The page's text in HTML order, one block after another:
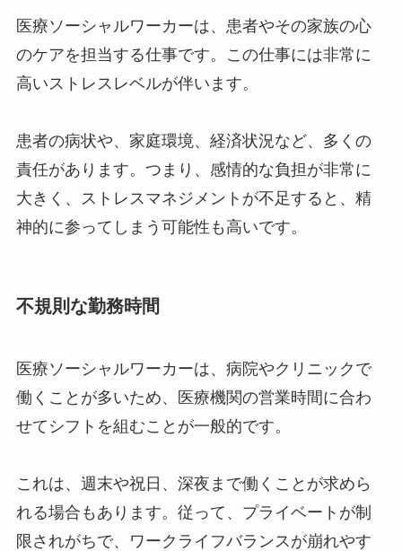
医療ソーシャルワーカーは、患者やその家族の心
のケアを担当する仕事です。この仕事には非常に
高いストレスレベルが伴います。
患者の病状や、家庭環境、経済状況など、多くの
責任があります。つまり、感情的な負担が非常に
大きく、ストレスマネジメントが不足すると、精
神的に参ってしまう可能性も高いです。
不規則な勤務時間
医療ソーシャルワーカーは、病院やクリニックで
働くことが多いため、医療機関の営業時間に合わ
せてシフトを組むことが一般的です。
これは、週末や祝日、深夜まで働くことが求めら
れる場合もあります。従って、プライベートが制
限されがちで、ワークライフバランスが崩れやす